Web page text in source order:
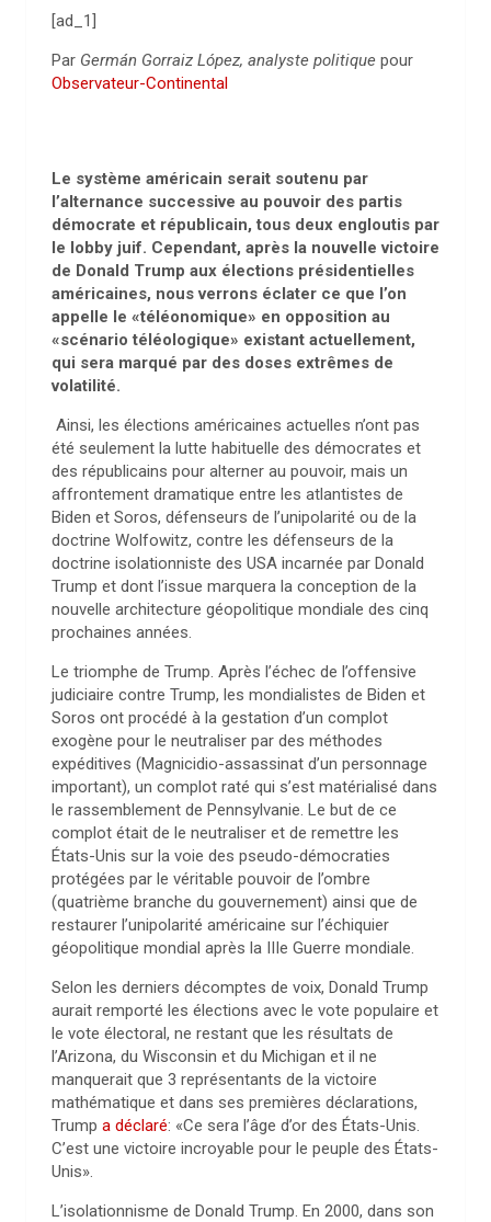
[ad_1]
Par Germán Gorraiz López, analyste politique pour
Observateur-Continental
Le système américain serait soutenu par
l’alternance successive au pouvoir des partis
démocrate et républicain, tous deux engloutis par
le lobby juif. Cependant, après la nouvelle victoire
de Donald Trump aux élections présidentielles
américaines, nous verrons éclater ce que l’on
appelle le «téléonomique» en opposition au
«scénario téléologique» existant actuellement,
qui sera marqué par des doses extrêmes de
volatilité.
Ainsi, les élections américaines actuelles n’ont pas
été seulement la lutte habituelle des démocrates et
des républicains pour alterner au pouvoir, mais un
affrontement dramatique entre les atlantistes de
Biden et Soros, défenseurs de l’unipolarité ou de la
doctrine Wolfowitz, contre les défenseurs de la
doctrine isolationniste des USA incarnée par Donald
Trump et dont l’issue marquera la conception de la
nouvelle architecture géopolitique mondiale des cinq
prochaines années.
Le triomphe de Trump. Après l’échec de l’offensive
judiciaire contre Trump, les mondialistes de Biden et
Soros ont procédé à la gestation d’un complot
exogène pour le neutraliser par des méthodes
expéditives (Magnicidio-assassinat d’un personnage
important), un complot raté qui s’est matérialisé dans
le rassemblement de Pennsylvanie. Le but de ce
complot était de le neutraliser et de remettre les
États-Unis sur la voie des pseudo-démocraties
protégées par le véritable pouvoir de l’ombre
(quatrième branche du gouvernement) ainsi que de
restaurer l’unipolarité américaine sur l’échiquier
géopolitique mondial après la IIIe Guerre mondiale.
Selon les derniers décomptes de voix, Donald Trump
aurait remporté les élections avec le vote populaire et
le vote électoral, ne restant que les résultats de
l’Arizona, du Wisconsin et du Michigan et il ne
manquerait que 3 représentants de la victoire
mathématique et dans ses premières déclarations,
Trump a déclaré: «Ce sera l’âge d’or des États-Unis.
C’est une victoire incroyable pour le peuple des États-
Unis».
L’isolationnisme de Donald Trump. En 2000, dans son